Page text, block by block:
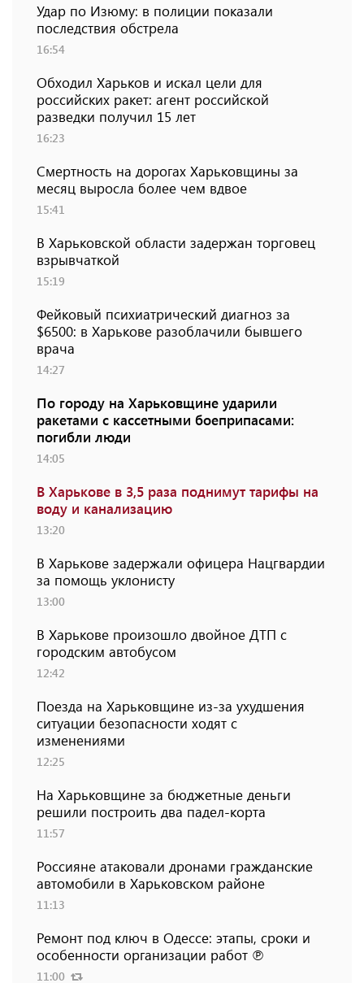
Удар по Изюму: в полиции показали
последствия обстрела
16:54
Обходил Харьков и искал цели для
российских ракет: агент российской
разведки получил 15 лет
16:23
Смертность на дорогах Харьковщины за
месяц выросла более чем вдвое
15:41
В Харьковской области задержан торговец
взрывчаткой
15:19
Фейковый психиатрический диагноз за
$6500: в Харькове разоблачили бывшего
врача
14:27
По городу на Харьковщине ударили
ракетами с кассетными боеприпасами:
погибли люди
14:05
В Харькове в 3,5 раза поднимут тарифы на
воду и канализацию
13:20
В Харькове задержали офицера Нацгвардии
за помощь уклонисту
13:00
В Харькове произошло двойное ДТП с
городским автобусом
12:42
Поезда на Харьковщине из-за ухудшения
ситуации безопасности ходят с
изменениями
12:25
На Харьковщине за бюджетные деньги
решили построить два падел-корта
11:57
Россияне атаковали дронами гражданские
автомобили в Харьковском районе
11:13
Ремонт под ключ в Одессе: этапы, сроки и
особенности организации работ ℗
11:00